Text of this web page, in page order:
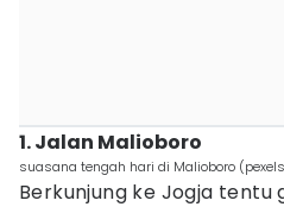
1. Jalan Malioboro
suasana tengah hari di Malioboro
Berkunjung ke Jogja